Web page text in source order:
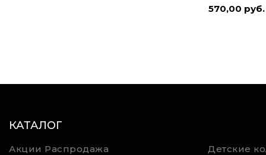
570,00 руб.
КАТАЛОГ
Акции Распродажа
Детские